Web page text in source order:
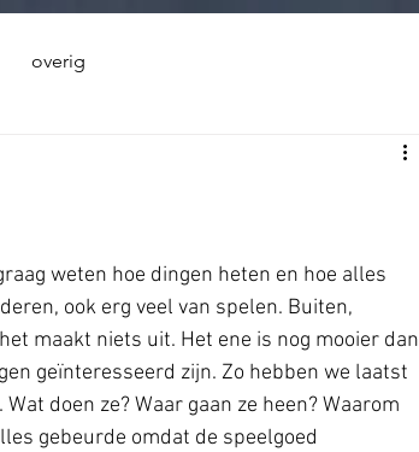
overig
weten hoe dingen heten en hoe alles
ook erg veel van spelen. Buiten,
maakt niets uit. Het ene is nog mooier dan
geïnteresseerd zijn. Zo hebben we laatst
doen ze? Waar gaan ze heen? Waarom
gebeurde omdat de speelgoed